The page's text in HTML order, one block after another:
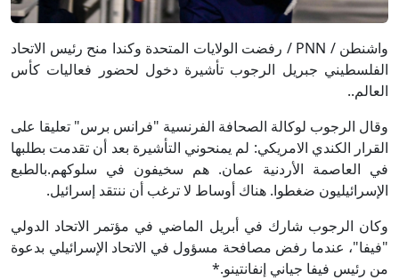
واشنطن / PNN / رفضت الولايات المتحدة وكندا منح رئيس الاتحاد
الفلسطيني جبريل الرجوب تأشيرة دخول لحضور فعاليات كأس
العالم..
وقال الرجوب لوكالة الصحافة الفرنسية "فرانس برس" تعليقا على
القرار الكندي الامريكي: لم يمنحوني التأشيرة بعد أن تقدمت بطلبها
في العاصمة الأردنية عمان. هم سخيفون في سلوكهم.بالطبع
الإسرائيليون ضغطوا. هناك أوساط لا ترغب أن ننتقد إسرائيل.
وكان الرجوب شارك في أبريل الماضي في مؤتمر الاتحاد الدولي
"فيفا"، عندما رفض مصافحة مسؤول في الاتحاد الإسرائيلي بدعوة
من رئيس فيفا جياني إنفانتينو.*